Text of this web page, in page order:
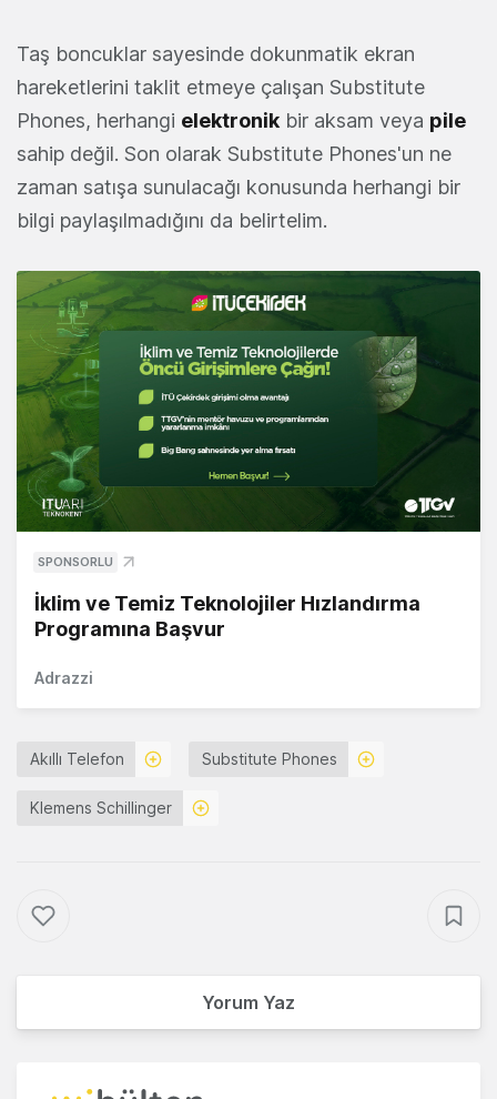
Taş boncuklar sayesinde dokunmatik ekran
hareketlerini taklit etmeye çalışan Substitute
Phones, herhangi elektronik bir aksam veya pile
sahip değil. Son olarak Substitute Phones'un ne
zaman satışa sunulacağı konusunda herhangi bir
bilgi paylaşılmadığını da belirtelim.
SPONSORLU
İklim ve Temiz Teknolojiler Hızlandırma
Programına Başvur
Adrazzi
Akıllı Telefon Substitute Phones
Klemens Schillinger
Yorum Yaz